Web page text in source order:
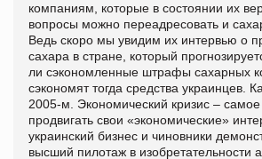
компаниям, которые в состоянии их
вопросы можно переадресовать и
Ведь скоро мы увидим их интервью о
сахара в стране, который
ли сэкономленные штрафы сахарных
сэкономят тогда средства украинцев.
2005-м. Экономический кризис –
продвигать свои «экономические»
украинский бизнес и чиновники
высший пилотаж в изобретательности